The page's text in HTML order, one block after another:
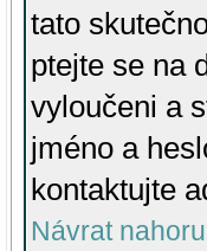
tato
ptejte se na
vyloučeni a
jméno a
kontaktujte
Návrat nahoru